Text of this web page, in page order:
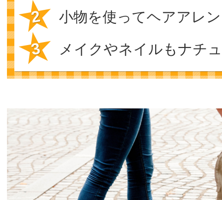
小物を使ってヘアアレ
メイクやネイルもナチ